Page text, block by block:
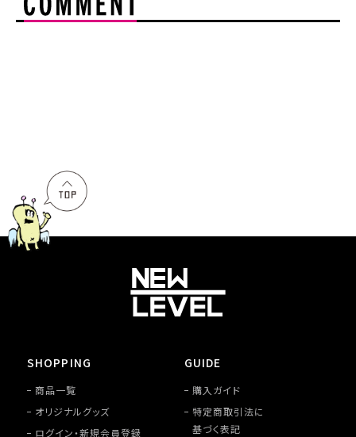
SHOPPING
商品一覧
オリジナルグッズ
ログイン・新規会員登録
GUIDE
購入ガイド
特定商取引法に
基づく表記